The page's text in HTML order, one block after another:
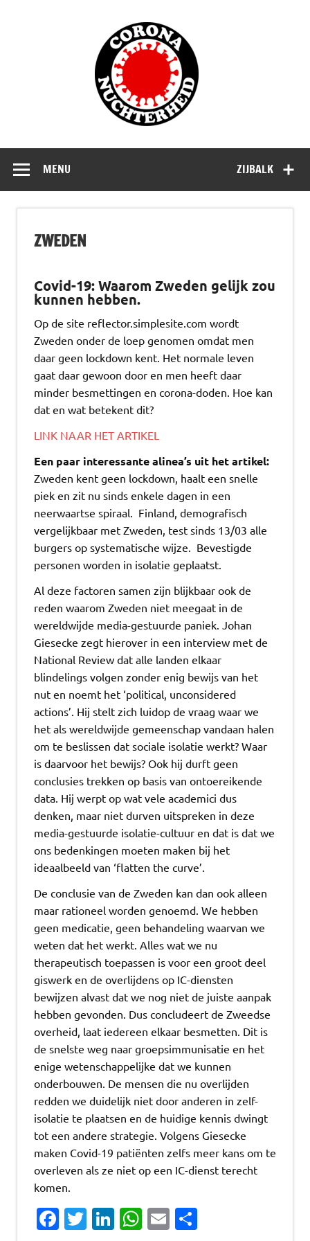
ZIJBALK
MENU
ZWEDEN
Covid-19: Waarom Zweden gelijk zou
kunnen hebben.
Op de site reflector.simplesite.com wordt
Zweden onder de loep genomen omdat men
daar geen lockdown kent. Het normale leven
gaat daar gewoon door en men heeft daar
minder besmettingen en corona-doden. Hoe kan
dat en wat betekent dit?
LINK NAAR HET ARTIKEL
Een paar interessante alinea’s uit het artikel:
Zweden kent geen lockdown, haalt een snelle
piek en zit nu sinds enkele dagen in een
neerwaartse spiraal. Finland, demografisch
vergelijkbaar met Zweden, test sinds 13/03 alle
burgers op systematische wijze. Bevestigde
personen worden in isolatie geplaatst.
Al deze factoren samen zijn blijkbaar ook de
reden waarom Zweden niet meegaat in de
wereldwijde media-gestuurde paniek. Johan
Giesecke zegt hierover in een interview met de
National Review dat alle landen elkaar
blindelings volgen zonder enig bewijs van het
nut en noemt het ‘political, unconsidered
actions’. Hij stelt zich luidop de vraag waar we
het als wereldwijde gemeenschap vandaan halen
om te beslissen dat sociale isolatie werkt? Waar
is daarvoor het bewijs? Ook hij durft geen
conclusies trekken op basis van ontoereikende
data. Hij werpt op wat vele academici dus
denken, maar niet durven uitspreken in deze
media-gestuurde isolatie-cultuur en dat is dat we
ons bedenkingen moeten maken bij het
ideaalbeeld van ‘flatten the curve’.
De conclusie van de Zweden kan dan ook alleen
maar rationeel worden genoemd. We hebben
geen medicatie, geen behandeling waarvan we
weten dat het werkt. Alles wat we nu
therapeutisch toepassen is voor een groot deel
giswerk en de overlijdens op IC-diensten
bewijzen alvast dat we nog niet de juiste aanpak
hebben gevonden. Dus concludeert de Zweedse
overheid, laat iedereen elkaar besmetten. Dit is
de snelste weg naar groepsimmunisatie en het
enige wetenschappelijke dat we kunnen
onderbouwen. De mensen die nu overlijden
redden we duidelijk niet door anderen in zelf-
isolatie te plaatsen en de huidige kennis dwingt
tot een andere strategie. Volgens Giesecke
maken Covid-19 patiënten zelfs meer kans om te
overleven als ze niet op een IC-dienst terecht
komen.
Fa T
Li W E